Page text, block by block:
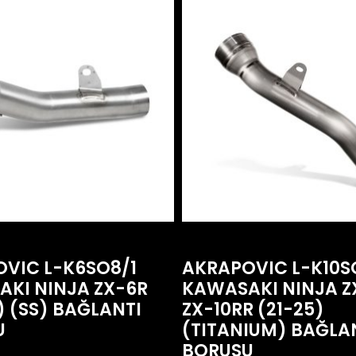
L-K6SO8/1
NINJA ZX-6R
BAĞLANTI
AKRAPOVIC L-
KAWASAKI NINJA
ZX-10RR (21-25)
(TITANIUM)